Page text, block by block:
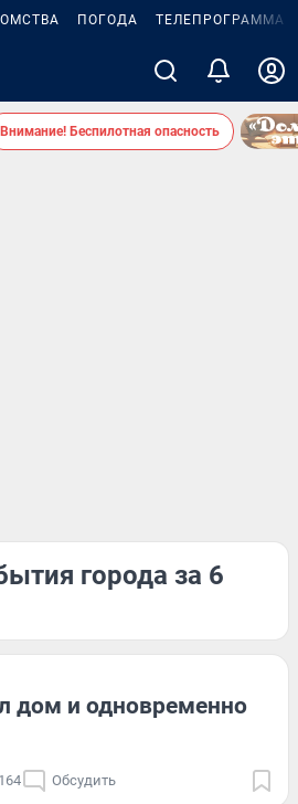
ПОГОДА ТЕЛЕПРОГРАММА
Внимание! Беспилотная опасность
города за 6
дом и одновременно
Обсудить